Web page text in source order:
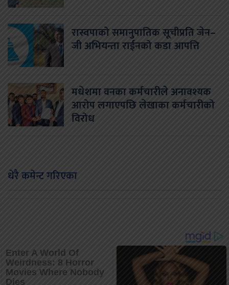
रास्वपाको समानुपातिक सूचीप्रति जेन–
जी अभियन्ता राईनको कडा आपत्ति
मधेशमा वनका कर्मचारीले अनावश्यक
आरोप लगाएपछि लेखाका कर्मचारीको
विरोध
धेरै कमेन्ट गरिएका